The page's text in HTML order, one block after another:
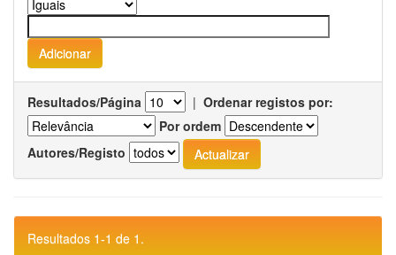
Resultados/Página | Ordenar registos por:
Por ordem
Autores/Registo
Resultados 1-1 de 1.